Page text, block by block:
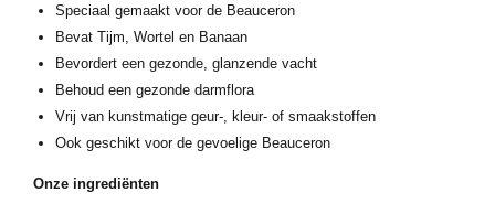
Speciaal gemaakt voor de Beauceron
Bevat Tijm, Wortel en Banaan
Bevordert een gezonde, glanzende vacht
Behoud een gezonde darmflora
Vrij van kunstmatige geur-, kleur- of smaakstoffen
Ook geschikt voor de gevoelige Beauceron
Onze ingrediënten